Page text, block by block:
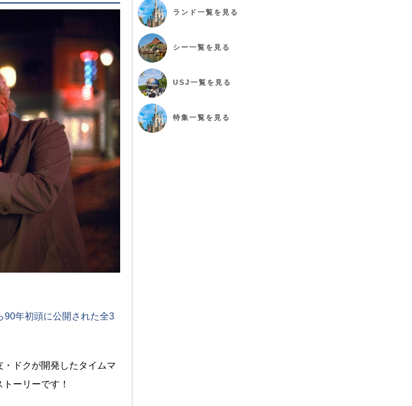
90年初頭に公開された全3
ドクが開発したタイムマ
ーリーです！
ランド 一覧を見る
シー一覧を見る
USJ 一覧を見る
特集一覧を見る